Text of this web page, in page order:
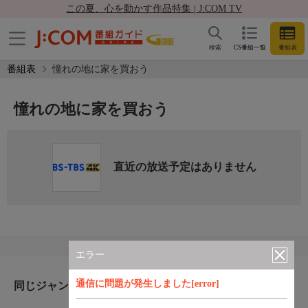
この夏、心を動かす作品特集 | J:COM TV
CS番組一覧 番組表
検索
番組表 憧れの地に家を買おう
エラー
通信に問題が発生しました[error]
憧れの地に家を買おう
直近の放送予定はありません
同じジャンルのおすすめ番組